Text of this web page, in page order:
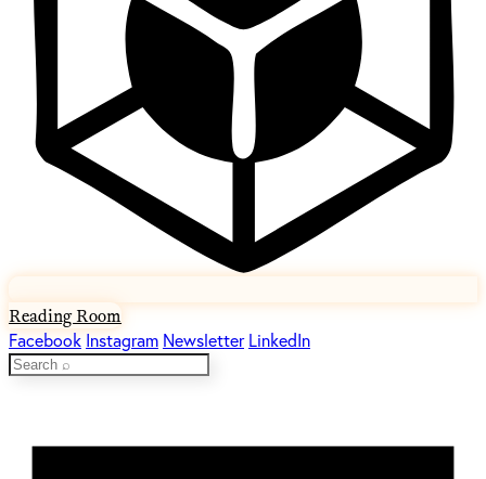
Reading Room
Facebook Instagram Newsletter LinkedIn